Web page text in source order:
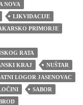
NOVA
LIKVIDACIJE
PRIMORJE
RATA
KRAJ
NUŠTAR
LOGOR JASENOVAC
SABOR